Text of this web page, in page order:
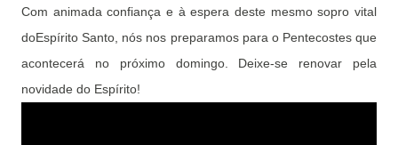
Com animada confiança e à espera deste mesmo sopro vital
doEspírito Santo, nós nos preparamos para o Pentecostes que
acontecerá no próximo domingo. Deixe-se renovar pela
novidade do Espírito!